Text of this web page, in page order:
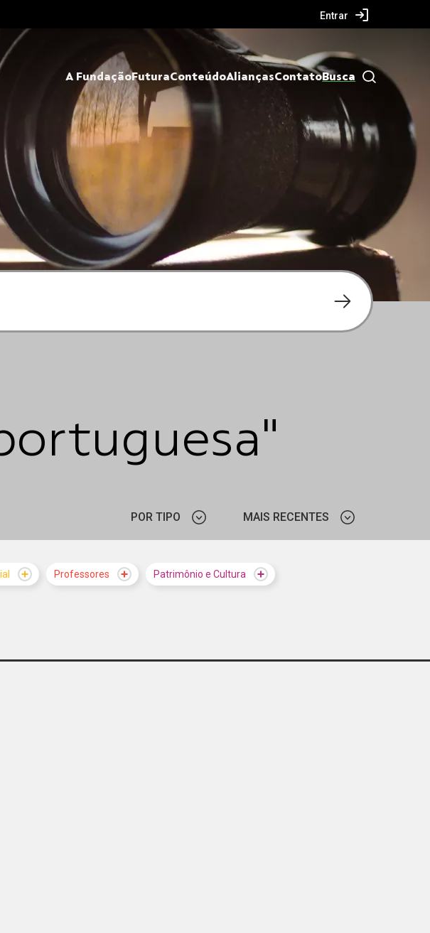
Entrar
A FundaçãoFuturaConteúdoAliançasContatoBusca
POR TIPO MAIS RECENTES
Professores Patrimônio e Cultura